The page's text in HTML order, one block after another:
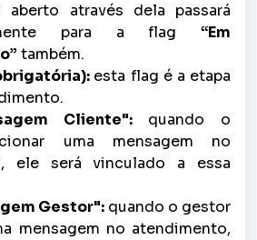
aberto através dela passará
para a flag “Em
também.
esta flag é a etapa
Cliente": quando o
uma mensagem no
ele será vinculado a essa
Gestor": quando o gestor
mensagem no atendimento,